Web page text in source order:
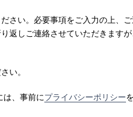
さい。必要事項をご入力の上、ご
返しご連絡させていただきます
い。
は、事前にプライバシーポリシー